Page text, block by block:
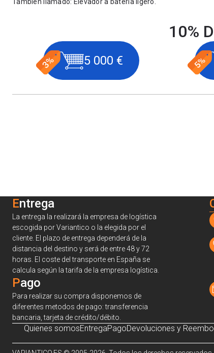
10%
5 000 €
Entrega
La entrega la realizará la empresa de logística
escogida por Variantico o la elegida por el
cliente. El plazo de entrega dependerá de la
distancia del destino y será de entre 48 y 72
horas. El coste del transporte en España se
calcula según la tarifa de la empresa logística.
Pago
Para realizar su compra disponemos de
diferentes metodos de pago: transferencia
bancaria, tarjeta de crédito/débito.
Quienes somosEntregaPagoDevoluciones y